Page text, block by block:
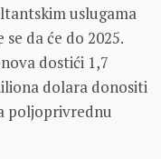
uslugama
da će do 2025.
dostići 1,7
dolara donositi
poljoprivrednu